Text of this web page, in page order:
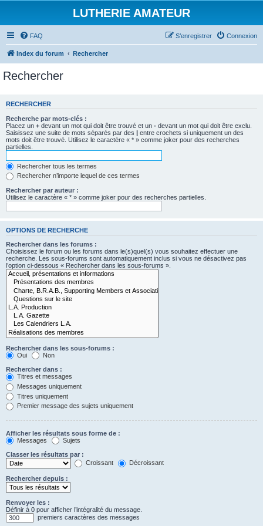
LUTHERIE AMATEUR
FAQ Connexion
S’enregistrer
Index du forum Rechercher
Rechercher
RECHERCHER
Recherche par mots-clés :
Placez un + devant un mot qui doit être trouvé et un - devant un mot qui doit être exclu.
Saisissez une suite de mots séparés par des | entre crochets si uniquement un des
mots doit être trouvé. Utilisez le caractère « * » comme joker pour des recherches
partielles.
Rechercher tous les termes
Rechercher n’importe lequel de ces termes
Rechercher par auteur :
Utilisez le caractère « * » comme joker pour des recherches partielles.
OPTIONS DE RECHERCHE
Rechercher dans les forums :
Choisissez le forum ou les forums dans le(s)quel(s) vous souhaitez effectuer une
recherche. Les sous-forums sont automatiquement inclus si vous ne désactivez pas
l’option ci-dessous « Rechercher dans les sous-forums ».
Rechercher dans les sous-forums :
Oui
Non
Rechercher dans :
Titres et messages
Messages uniquement
Titres uniquement
Premier message des sujets uniquement
Afficher les résultats sous forme de :
Messages
Sujets
Classer les résultats par :
Croissant
Décroissant
Rechercher depuis :
Renvoyer les :
Définir à 0 pour afficher l’intégralité du message.
premiers caractères des messages